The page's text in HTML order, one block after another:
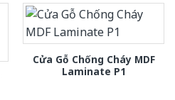
Cửa Gỗ Chống Cháy MDF
Laminate P1